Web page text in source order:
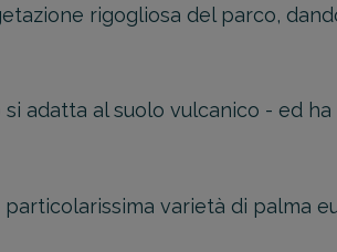
rigogliosa del parco,
adatta al suolo vulcanico - ed
varietà di palma